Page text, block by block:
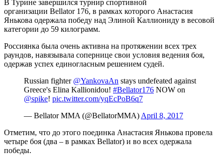
В Турине завершился турнир спортивной
организации Bellator 176, в рамках которого Анастасия
Янькова одержала победу над Элиной Каллиониду в весовой
категории до 59 килограмм.
Россиянка была очень активна на протяжении всех трех
раундов, навязывала сопернице свои условия ведения боя,
одержав успех единогласным решением судей.
Russian fighter @YankovaAn stays undefeated against
Greece's Elina Kallionidou! #Bellator176 NOW on
@spike! pic.twitter.com/yqEcPoB6q7
— Bellator MMA (@BellatorMMA) April 8, 2017
Отметим, что до этого поединка Анастасия Янькова провела
четыре боя (два – в рамках Bellator) и во всех одержала
победы.